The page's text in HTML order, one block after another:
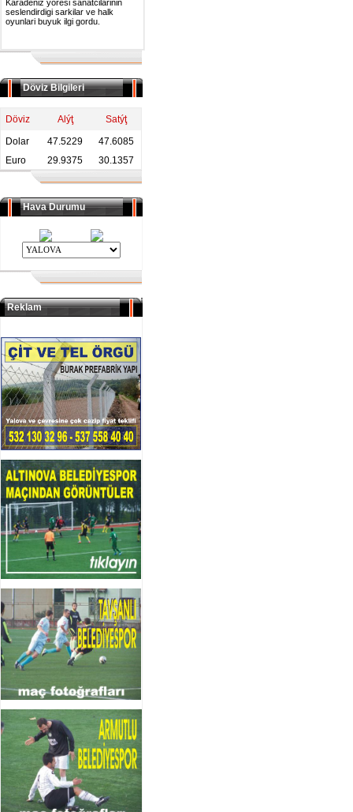
Karadeniz yoresi sanatcilarinin
seslendirdigi sarkilar ve halk
oyunlari buyuk ilgi gordu.
Döviz Bilgileri
Döviz Alýţ
Satýţ
Dolar
47.5229
47.6085
Euro
29.9375 30.1357
Hava Durumu
Reklam